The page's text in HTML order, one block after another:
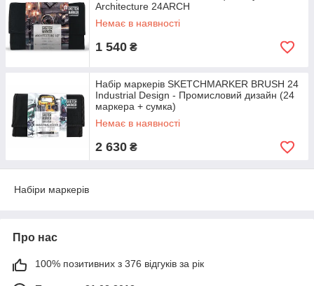
Architecture 24ARCH
Немає в наявності
1 540 ₴
Набір маркерів SKETCHMARKER BRUSH 24
Industrial Design - Промисловий дизайн (24
маркера + сумка)
Немає в наявності
2 630 ₴
Набіри маркерів
Про нас
100% позитивних з 376 відгуків за рік